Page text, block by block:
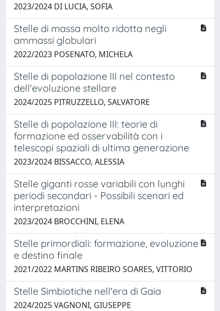
2023/2024 DI LUCIA, SOFIA
Stelle di massa molto ridotta negli
ammassi globulari
2022/2023 POSENATO, MICHELA
Stelle di popolazione III nel contesto
dell'evoluzione stellare
2024/2025 PITRUZZELLO, SALVATORE
Stelle di popolazione III: teorie di
formazione ed osservabilità con i
telescopi spaziali di ultima generazione
2023/2024 BISSACCO, ALESSIA
Stelle giganti rosse variabili con lunghi
periodi secondari - Possibili scenari ed
interpretazioni
2023/2024 BROCCHINI, ELENA
Stelle primordiali: formazione, evoluzione
e destino finale
2021/2022 MARTINS RIBEIRO SOARES, VITTORIO
Stelle Simbiotiche nell'era di Gaia
2024/2025 VAGNONI, GIUSEPPE